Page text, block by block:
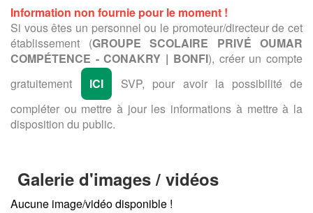
Information non fournie pour le moment !
Si vous êtes un personnel ou le promoteur/directeur de cet
établissement (GROUPE SCOLAIRE PRIVÉ OUMAR
COMPÉTENCE - CONAKRY | BONFI), créer un compte
gratuitement
ICI
SVP, pour avoir la possibilité de
compléter ou mettre à jour les informations à mettre à la
disposition du public.
Galerie d'images / vidéos
Aucune image/vidéo disponible !